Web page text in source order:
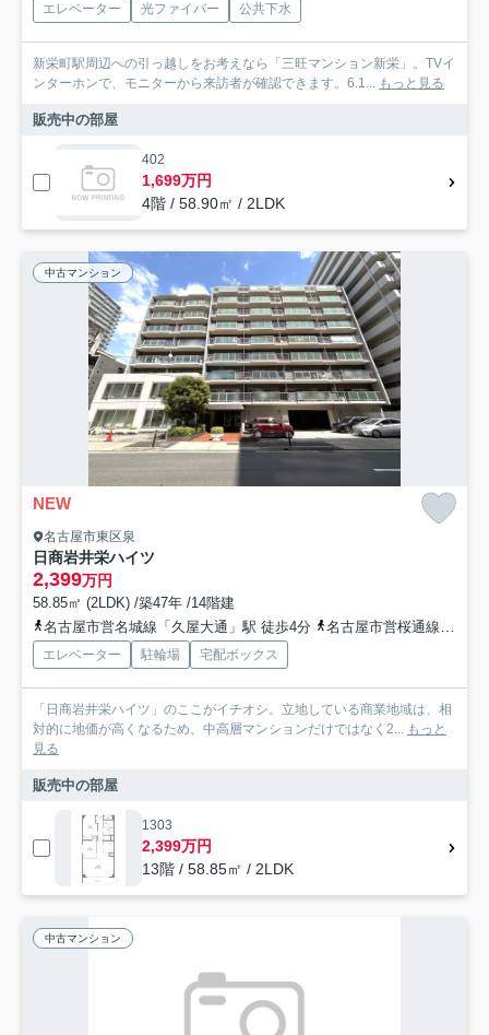
エレベーター 光ファイバー 公共下水
新栄町駅周辺への引っ越しをお考えなら「三旺マンション新栄」。TVイ
ンターホンで、モニターから来訪者が確認できます。6.1... もっと見る
販売中の部屋
402
1,699万円
4階 / 58.90㎡ / 2LDK
中古マンション
NEW
名古屋市東区泉
日商岩井栄ハイツ
2,399万円
58.85㎡ (2LDK) /築47年 /14階建
名古屋市営名城線「久屋大通」駅 徒歩4分
名古屋市営桜通線「久屋大通」駅 徒歩4分
エレベーター 駐輪場 宅配ボックス
「日商岩井栄ハイツ」のここがイチオシ。立地している商業地域は、相
対的に地価が高くなるため、中高層マンションだけではなく2... もっと
見る
販売中の部屋
1303
2,399万円
13階 / 58.85㎡ / 2LDK
中古マンション